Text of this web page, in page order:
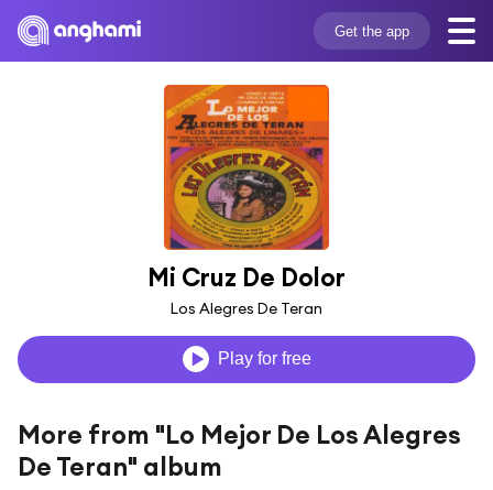
Get the app
Mi Cruz De Dolor
Los Alegres De Teran
Play for free
More from "Lo Mejor De Los Alegres
De Teran" album